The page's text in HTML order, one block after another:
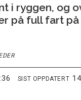
i ryggen, og
på full fart
SIST OPPDATERT